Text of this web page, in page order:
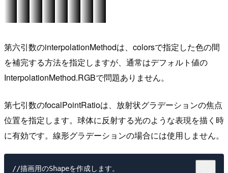
第六引数のinterpolationMethodは、colorsで指定した色の間
を補完する方法を指定しますが、通常はデフォルト値の
InterpolationMethod.RGBで問題ありません。
第七引数のfocalPointRatioは、放射状グラデーションの焦点
位置を指定します。球体に反射する光のような表現を描く時
に有効です。線形グラデーションの場合には使用しません。
//描画用のShapeを作成します。